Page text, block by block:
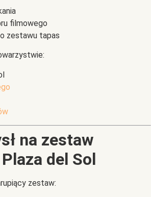
filmowego
zestawu tapas
na zestaw
del Sol
zestaw: